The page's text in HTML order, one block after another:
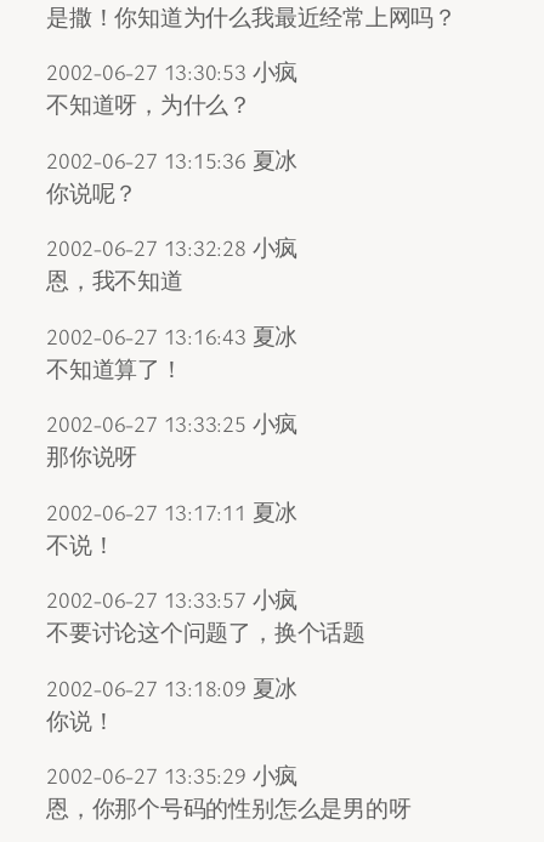
是撒！你知道为什么我最近经常上网吗？
2002-06-27 13:30:53 小疯
不知道呀，为什么？
2002-06-27 13:15:36 夏冰
你说呢？
2002-06-27 13:32:28 小疯
恩，我不知道
2002-06-27 13:16:43 夏冰
不知道算了！
2002-06-27 13:33:25 小疯
那你说呀
2002-06-27 13:17:11 夏冰
不说！
2002-06-27 13:33:57 小疯
不要讨论这个问题了，换个话题
2002-06-27 13:18:09 夏冰
你说！
2002-06-27 13:35:29 小疯
恩，你那个号码的性别怎么是男的呀